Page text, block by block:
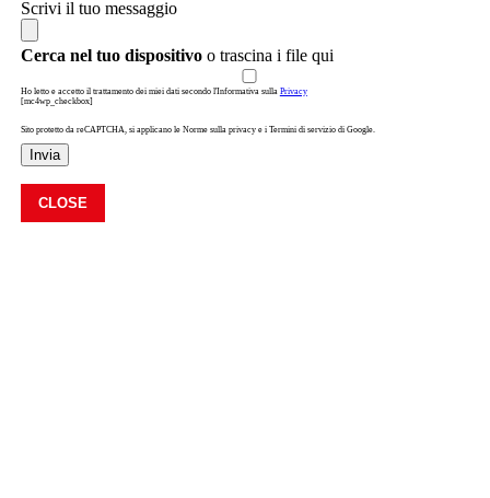
Scrivi il tuo messaggio
Cerca nel tuo dispositivoo trascina i file qui
Ho letto e accetto il trattamento dei miei dati secondo l'Informativa sulla Privacy
[mc4wp_checkbox]
Sito protetto da reCAPTCHA, si applicano le Norme sulla privacy e i Termini di servizio di Google.
Invia
CLOSE